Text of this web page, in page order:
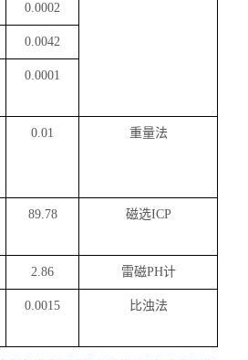
0.0002
0.0042
0.0001
0.01 重量法
89.78 磁选ICP
2.86 雷磁PH计
0.0015 比浊法